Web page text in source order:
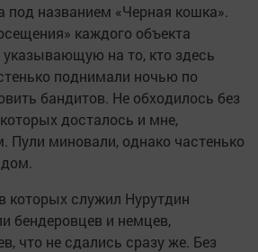
под названием «Черная кошка».
каждого объекта
указывающую на то, кто здесь
поднимали ночью по
бандитов. Не обходилось без
досталось и мне,
Пули миновали, однако частенько
которых служил Нурутдин
бендеровцев и немцев,
что не сдались сразу же. Без